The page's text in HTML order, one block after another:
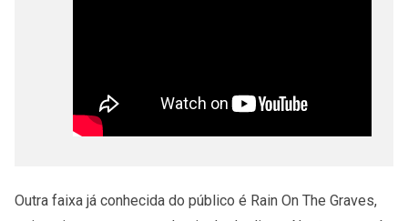
Outra faixa já conhecida do público é Rain On The Graves,